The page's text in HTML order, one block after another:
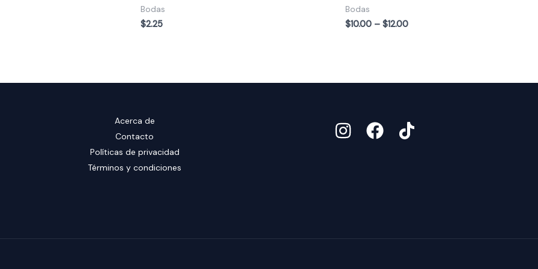
Bodas
$2.25
Bodas
$10.00 – $12.00
Acerca de
Contacto
Políticas de privacidad
Términos y condiciones